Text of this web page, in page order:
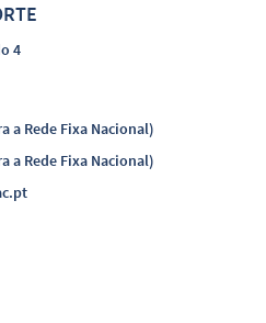
4
a Rede Fixa Nacional)
a Rede Fixa Nacional)